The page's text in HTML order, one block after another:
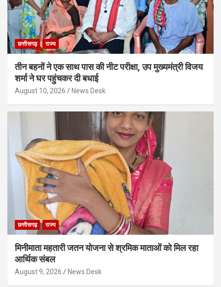
छत्तीसगढ़ राज्य
तीन बहनों ने एक साथ पास की नीट परीक्षा, उप मुख्यमंत्री विजय
शर्मा ने घर पहुंचकर दी बधाई
August 10, 2026 News Desk
छत्तीसगढ़ राज्य
मिनीमाता महतारी जतन योजना से श्रमिक माताओं को मिल रहा
आर्थिक संबल
August 9, 2026 News Desk